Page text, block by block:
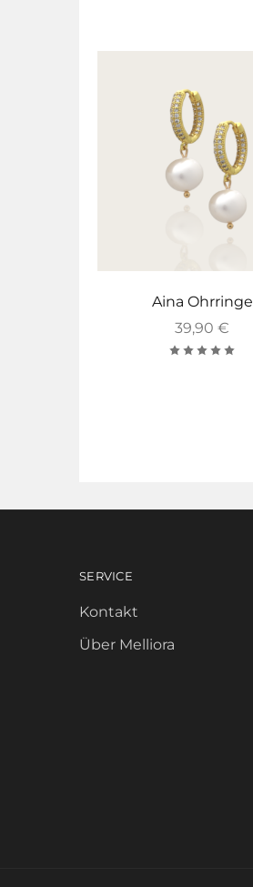
Aina Ohrringe
39,90 €
SERVICE
Kontakt
Über Melliora